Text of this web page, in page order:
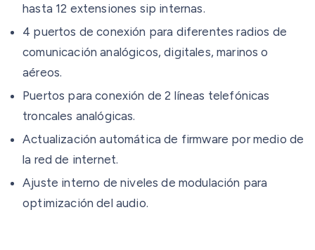
hasta 12 extensiones sip internas.
4 puertos de conexión para diferentes radios de
comunicación analógicos, digitales, marinos o
aéreos.
Puertos para conexión de 2 líneas telefónicas
troncales analógicas.
Actualización automática de firmware por medio de
la red de internet.
Ajuste interno de niveles de modulación para
optimización del audio.